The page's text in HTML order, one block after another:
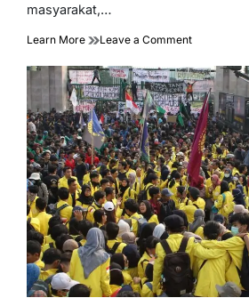
masyarakat,…
Learn More Leave a Commenton
Membuka
Ruang
Aspirasi,
Mahasiswa
Papua
Harus
Utamakan
Dialog
dan
Menjaga
Persatuan